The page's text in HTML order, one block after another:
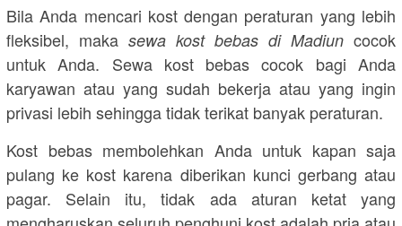
Bila Anda mencari kost dengan peraturan yang lebih
fleksibel, maka sewa kost bebas di Madiun cocok
untuk Anda. Sewa kost bebas cocok bagi Anda
karyawan atau yang sudah bekerja atau yang ingin
privasi lebih sehingga tidak terikat banyak peraturan.
Kost bebas membolehkan Anda untuk kapan saja
pulang ke kost karena diberikan kunci gerbang atau
pagar. Selain itu, tidak ada aturan ketat yang